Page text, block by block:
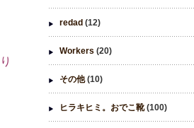
redad (12)
Workers (20)
その他(10)
ヒラキヒミ。おでこ靴(100)